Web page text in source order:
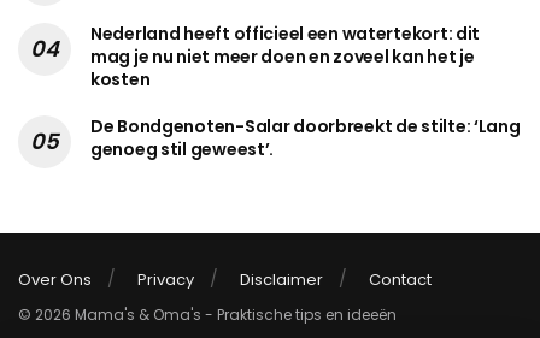
Nederland heeft officieel een watertekort: dit
mag je nu niet meer doen en zoveel kan het je
kosten
De Bondgenoten-Salar doorbreekt de stilte: ‘Lang
genoeg stil geweest’.
Over Ons Privacy Disclaimer Contact
© 2026 Mama's & Oma's - Praktische tips en ideeën